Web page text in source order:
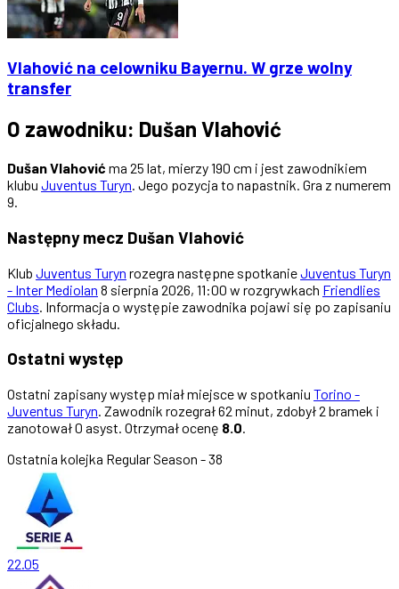
Vlahović na celowniku Bayernu. W grze wolny
transfer
O zawodniku: Dušan Vlahović
Dušan Vlahović ma 25 lat, mierzy 190 cm i jest zawodnikiem
klubu Juventus Turyn. Jego pozycja to napastnik. Gra z numerem
9.
Następny mecz Dušan Vlahović
Klub Juventus Turyn rozegra następne spotkanieJuventus Turyn
- Inter Mediolan 8 sierpnia 2026, 11:00 w rozgrywkach Friendlies
Clubs . Informacja o występie zawodnika pojawi się po zapisaniu
oficjalnego składu.
Ostatni występ
Ostatni zapisany występ miał miejsce w spotkaniu Torino -
Juventus Turyn. Zawodnik rozegrał 62 minut, zdobył 2 bramek i
zanotował 0 asyst. Otrzymał ocenę 8.0.
Ostatnia kolejka Regular Season - 38
22.05